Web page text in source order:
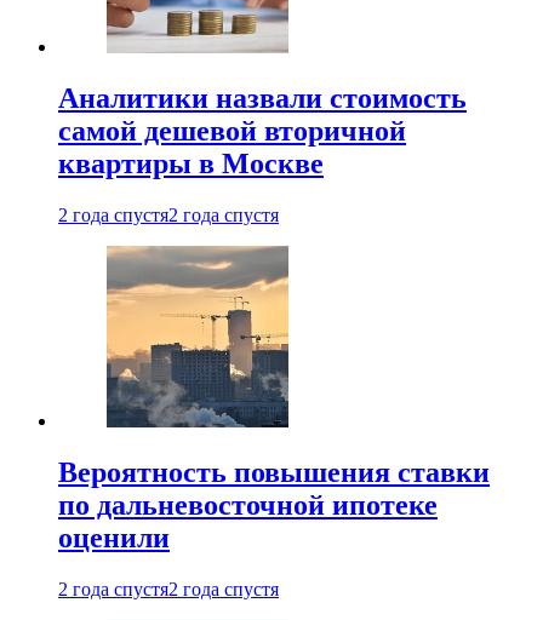
Аналитики назвали стоимость
самой дешевой вторичной
квартиры в Москве
2 года спустя2 года спустя
Вероятность повышения ставки
по дальневосточной ипотеке
оценили
2 года спустя2 года спустя